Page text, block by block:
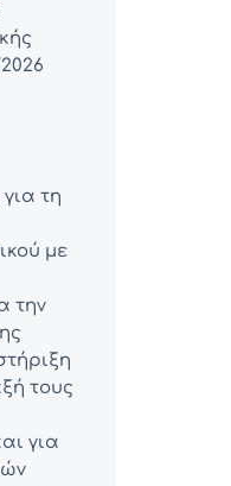
τη
με
την
τους
για